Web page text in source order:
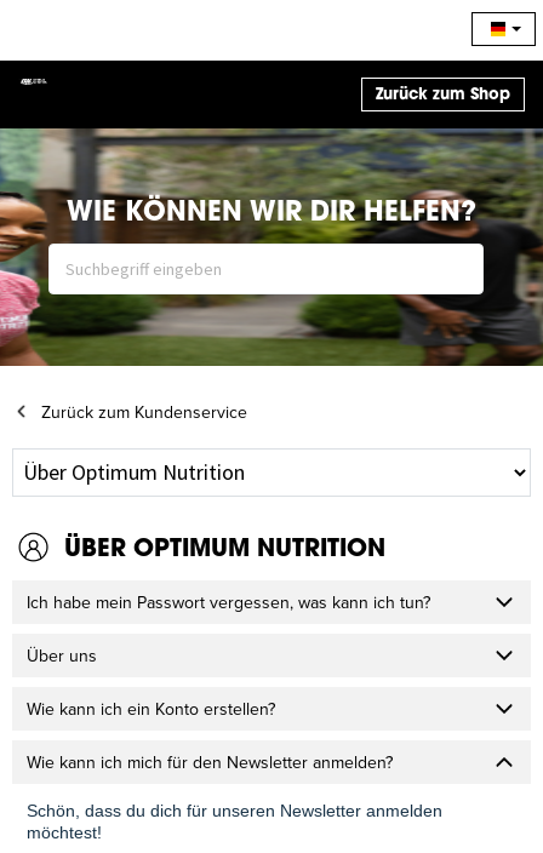
Zurück zum Shop
WIE KÖNNEN WIR DIR HELFEN?
Zurück zum Kundenservice
ÜBER OPTIMUM NUTRITION
Ich habe mein Passwort vergessen, was kann ich tun?
Über uns
Wie kann ich ein Konto erstellen?
Wie kann ich mich für den Newsletter anmelden?
Schön, dass du dich für unseren Newsletter anmelden
möchtest!